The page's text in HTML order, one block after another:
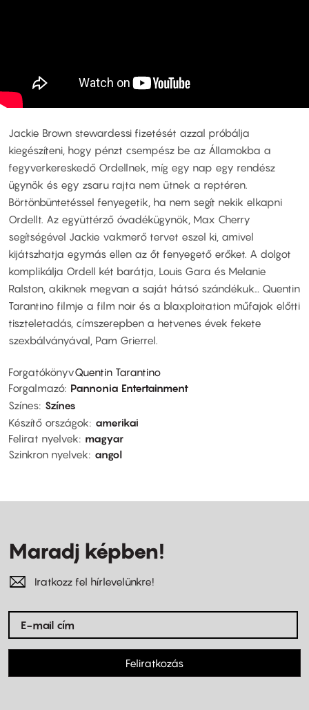
Jackie Brown stewardessi fizetését azzal próbálja
kiegészíteni, hogy pénzt csempész be az Államokba a
fegyverkereskedő Ordellnek, míg egy nap egy rendész
ügynök és egy zsaru rajta nem ütnek a reptéren.
Börtönbüntetéssel fenyegetik, ha nem segít nekik elkapni
Ordellt. Az együttérző óvadékügynök, Max Cherry
segítségével Jackie vakmerő tervet eszel ki, amivel
kijátszhatja egymás ellen az őt fenyegető erőket. A dolgot
komplikálja Ordell két barátja, Louis Gara és Melanie
Ralston, akiknek megvan a saját hátsó szándékuk… Quentin
Tarantino filmje a film noir és a blaxploitation műfajok előtti
tiszteletadás, címszerepben a hetvenes évek fekete
szexbálványával, Pam Grierrel.
ForgatókönyvQuentin Tarantino
Forgalmazó Pannonia Entertainment
Színes Színes
Készítő országok
amerikai
Felirat nyelvek
magyar
Szinkron nyelvek
angol
Maradj képben!
Iratkozz fel hírlevelünkre!
Feliratkozás